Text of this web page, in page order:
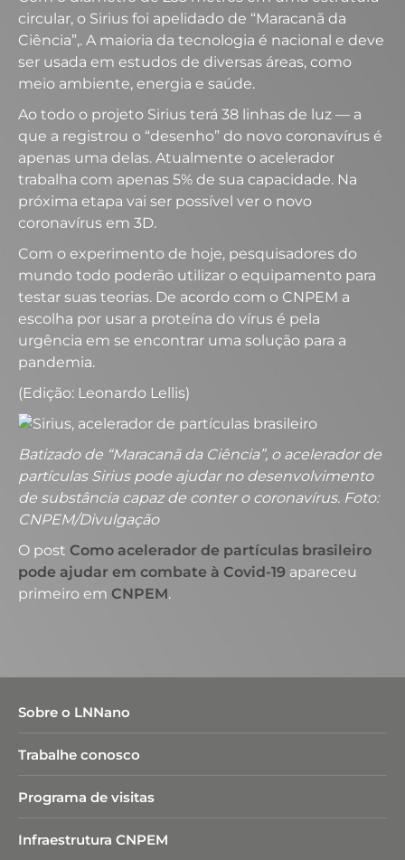
circular, o Sirius foi apelidado de “Maracanã da
Ciência”,. A maioria da tecnologia é nacional e deve
ser usada em estudos de diversas áreas, como
meio ambiente, energia e saúde.
Ao todo o projeto Sirius terá 38 linhas de luz — a
que a registrou o “desenho” do novo coronavírus é
apenas uma delas. Atualmente o acelerador
trabalha com apenas 5% de sua capacidade. Na
próxima etapa vai ser possível ver o novo
coronavírus em 3D.
Com o experimento de hoje, pesquisadores do
mundo todo poderão utilizar o equipamento para
testar suas teorias. De acordo com o CNPEM a
escolha por usar a proteína do vírus é pela
urgência em se encontrar uma solução para a
pandemia.
(Edição: Leonardo Lellis)
Batizado de “Maracanã da Ciência”, o acelerador de
partículas Sirius pode ajudar no desenvolvimento
de substância capaz de conter o coronavírus. Foto:
CNPEM/Divulgação
O post Como acelerador de partículas brasileiro
pode ajudar em combate à Covid-19 apareceu
primeiro em CNPEM.
Sobre o LNNano
Trabalhe conosco
Programa de visitas
Infraestrutura CNPEM